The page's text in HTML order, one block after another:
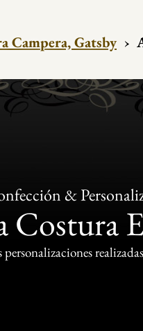
Campera, Gatsby ›
&
Costura
personalizaciones